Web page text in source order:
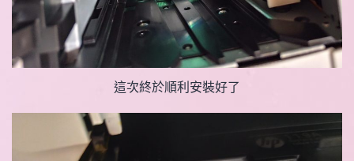
這次終於順利安裝好了